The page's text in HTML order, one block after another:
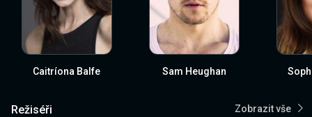
Caitríona Balfe Sam Heughan
Režiséři Zobrazit vše